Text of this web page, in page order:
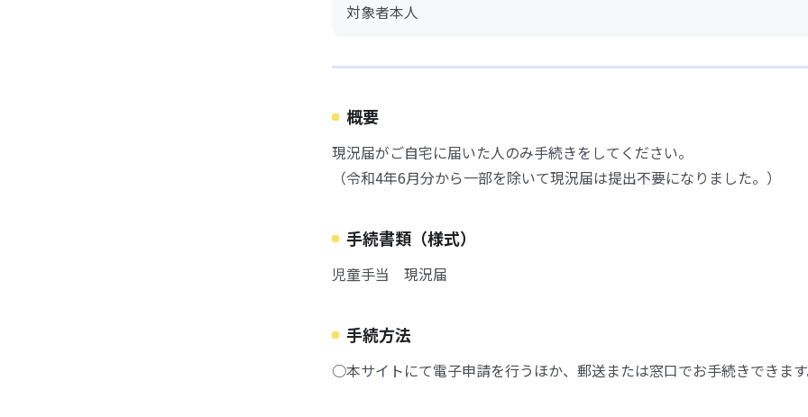
対象者本人
概要
現況届がご自宅に届いた人のみ手続きをしてください。
（令和4年6月分から一部を除いて現況届は提出不要になりました。）
手続書類（様式）
児童手当 現況届
手続方法
○本サイトにて電子申請を行うほか、郵送または窓口でお手続きできま